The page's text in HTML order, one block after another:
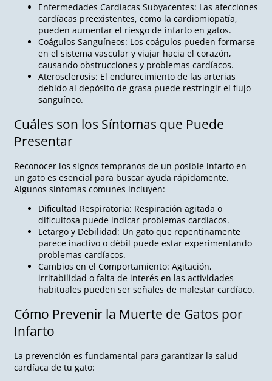
Enfermedades Cardíacas Subyacentes: Las afecciones
cardíacas preexistentes, como la cardiomiopatía,
pueden aumentar el riesgo de infarto en gatos.
Coágulos Sanguíneos: Los coágulos pueden formarse
en el sistema vascular y viajar hacia el corazón,
causando obstrucciones y problemas cardíacos.
Aterosclerosis: El endurecimiento de las arterias
debido al depósito de grasa puede restringir el flujo
sanguíneo.
Cuáles son los Síntomas que Puede
Presentar
Reconocer los signos tempranos de un posible infarto en
un gato es esencial para buscar ayuda rápidamente.
Algunos síntomas comunes incluyen:
Dificultad Respiratoria: Respiración agitada o
dificultosa puede indicar problemas cardíacos.
Letargo y Debilidad: Un gato que repentinamente
parece inactivo o débil puede estar experimentando
problemas cardíacos.
Cambios en el Comportamiento: Agitación,
irritabilidad o falta de interés en las actividades
habituales pueden ser señales de malestar cardíaco.
Cómo Prevenir la Muerte de Gatos por
Infarto
La prevención es fundamental para garantizar la salud
cardíaca de tu gato: